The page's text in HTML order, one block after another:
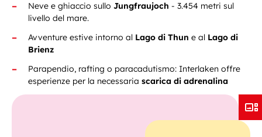
Neve e ghiaccio sullo Jungfraujoch - 3.454 metri sul
livello del mare.
Avventure estive intorno al Lago di Thun e al Lago di
Brienz
Parapendio, rafting o paracadutismo: Interlaken offre
esperienze per la necessaria scarica di adrenalina